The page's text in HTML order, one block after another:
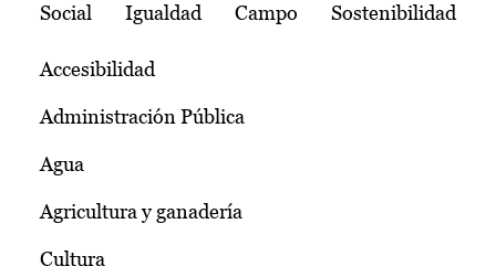
Social Igualdad Campo Sostenibilidad
Accesibilidad
Administración Pública
Agua
Agricultura y ganadería
Cultura